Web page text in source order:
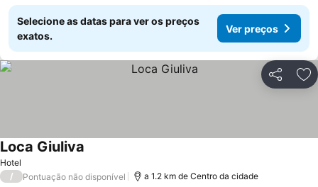
Selecione as datas para ver os preços
exatos.
Ver preços
Partilhar
Hotel
Loca Giuliva
/ Pontuação não disponível a 1.2 km de Centro da cidade